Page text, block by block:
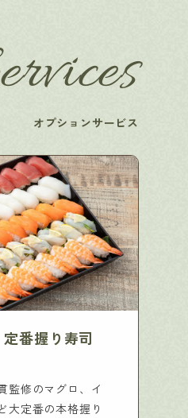
オプションサービス
番握り寿司
監修のマグロ、イ
大定番の本格握り